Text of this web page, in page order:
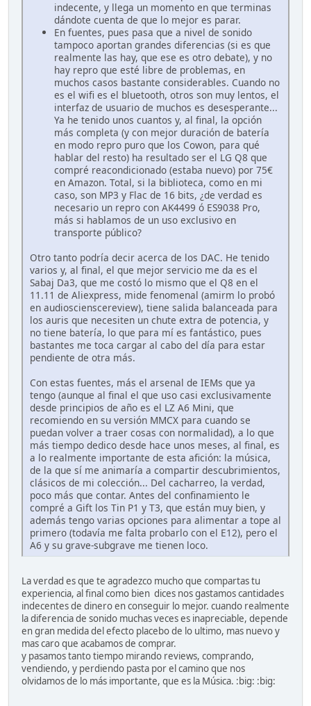
indecente, y llega un momento en que terminas
dándote cuenta de que lo mejor es parar.
En fuentes, pues pasa que a nivel de sonido
tampoco aportan grandes diferencias (si es que
realmente las hay, que ese es otro debate), y no
hay repro que esté libre de problemas, en
muchos casos bastante considerables. Cuando no
es el wifi es el bluetooth, otros son muy lentos, el
interfaz de usuario de muchos es desesperante...
Ya he tenido unos cuantos y, al final, la opción
más completa (y con mejor duración de batería
en modo repro puro que los Cowon, para qué
hablar del resto) ha resultado ser el LG Q8 que
compré reacondicionado (estaba nuevo) por 75€
en Amazon. Total, si la biblioteca, como en mi
caso, son MP3 y Flac de 16 bits, ¿de verdad es
necesario un repro con AK4499 ó ES9038 Pro,
más si hablamos de un uso exclusivo en
transporte público?
Otro tanto podría decir acerca de los DAC. He tenido
varios y, al final, el que mejor servicio me da es el
Sabaj Da3, que me costó lo mismo que el Q8 en el
11.11 de Aliexpress, mide fenomenal (amirm lo probó
en audioscienscereview), tiene salida balanceada para
los auris que necesiten un chute extra de potencia, y
no tiene batería, lo que para mí es fantástico, pues
bastantes me toca cargar al cabo del día para estar
pendiente de otra más.
Con estas fuentes, más el arsenal de IEMs que ya
tengo (aunque al final el que uso casi exclusivamente
desde principios de año es el LZ A6 Mini, que
recomiendo en su versión MMCX para cuando se
puedan volver a traer cosas con normalidad), a lo que
más tiempo dedico desde hace unos meses, al final, es
a lo realmente importante de esta afición: la música,
de la que sí me animaría a compartir descubrimientos,
clásicos de mi colección... Del cacharreo, la verdad,
poco más que contar. Antes del confinamiento le
compré a Gift los Tin P1 y T3, que están muy bien, y
además tengo varias opciones para alimentar a tope al
primero (todavía me falta probarlo con el E12), pero el
A6 y su grave-subgrave me tienen loco.
La verdad es que te agradezco mucho que compartas tu
experiencia, al final como bien dices nos gastamos cantidades
indecentes de dinero en conseguir lo mejor. cuando realmente
la diferencia de sonido muchas veces es inapreciable, depende
en gran medida del efecto placebo de lo ultimo, mas nuevo y
mas caro que acabamos de comprar.
y pasamos tanto tiempo mirando reviews, comprando,
vendiendo, y perdiendo pasta por el camino que nos
olvidamos de lo más importante, que es la Música. :big: :big: